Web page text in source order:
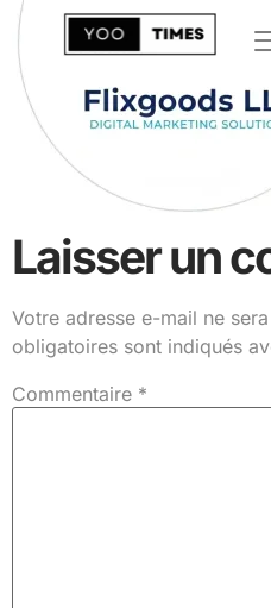
Laisser un
Votre adresse e-mail ne
obligatoires sont indiqués
Commentaire *